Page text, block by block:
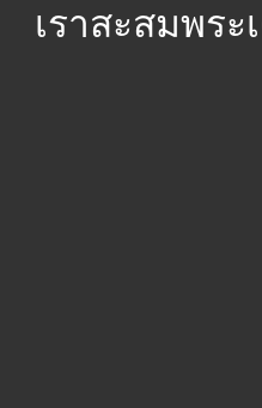
เราสะสมพร